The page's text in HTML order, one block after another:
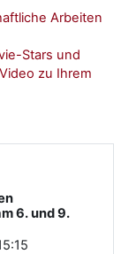
Arbeiten
Stars und
zu Ihrem
6. und 9.